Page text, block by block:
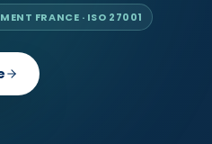
FRANCE · ISO 27001